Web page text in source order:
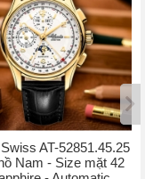
AT-52851.45.25
Nam - Size mặt 42